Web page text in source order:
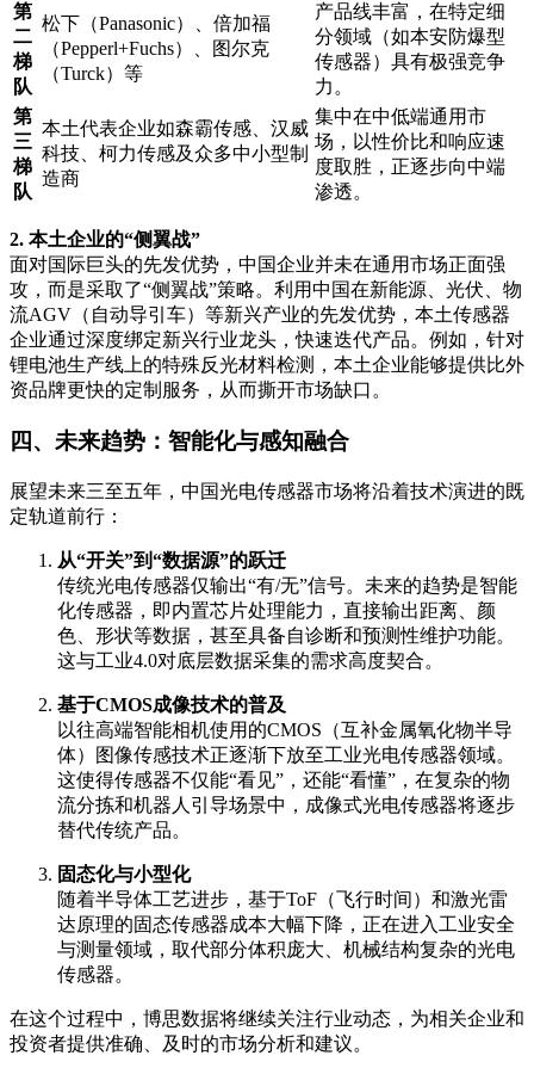
第
二
梯
队
松下（Panasonic）、倍加福
（Pepperl+Fuchs）、图尔克
（Turck）等
产品线丰富，在特定细
分领域（如本安防爆型
传感器）具有极强竞争
力。
第
三
梯
队
本土代表企业如森霸传感、汉威
科技、柯力传感及众多中小型制
造商
集中在中低端通用市
场，以性价比和响应速
度取胜，正逐步向中端
渗透。
2. 本土企业的“侧翼战”
面对国际巨头的先发优势，中国企业并未在通用市场正面强
攻，而是采取了“侧翼战”策略。利用中国在新能源、光伏、物
流AGV（自动导引车）等新兴产业的先发优势，本土传感器
企业通过深度绑定新兴行业龙头，快速迭代产品。例如，针对
锂电池生产线上的特殊反光材料检测，本土企业能够提供比外
资品牌更快的定制服务，从而撕开市场缺口。
四、未来趋势：智能化与感知融合
展望未来三至五年，中国光电传感器市场将沿着技术演进的既
定轨道前行：
从“开关”到“数据源”的跃迁
传统光电传感器仅输出“有/无”信号。未来的趋势是智能
化传感器，即内置芯片处理能力，直接输出距离、颜
色、形状等数据，甚至具备自诊断和预测性维护功能。
这与工业4.0对底层数据采集的需求高度契合。
基于CMOS成像技术的普及
以往高端智能相机使用的CMOS（互补金属氧化物半导
体）图像传感技术正逐渐下放至工业光电传感器领域。
这使得传感器不仅能“看见”，还能“看懂”，在复杂的物
流分拣和机器人引导场景中，成像式光电传感器将逐步
替代传统产品。
固态化与小型化
随着半导体工艺进步，基于ToF（飞行时间）和激光雷
达原理的固态传感器成本大幅下降，正在进入工业安全
与测量领域，取代部分体积庞大、机械结构复杂的光电
传感器。
在这个过程中，博思数据将继续关注行业动态，为相关企业和
投资者提供准确、及时的市场分析和建议。